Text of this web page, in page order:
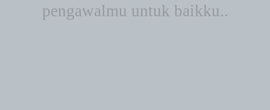
pengawalmu untuk baikku..